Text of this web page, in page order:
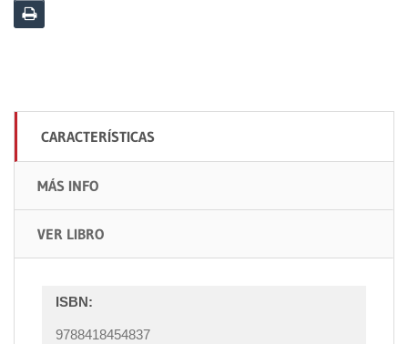
CARACTERÍSTICAS
MÁS INFO
VER LIBRO
ISBN:
9788418454837